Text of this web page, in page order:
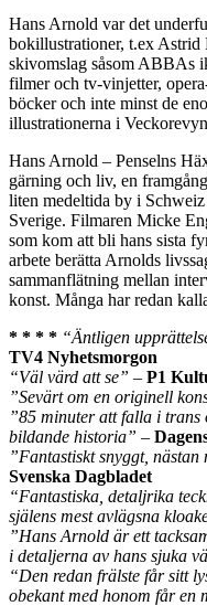
Hans Arnold var det
bokillustrationer, t.ex Astrid
skivomslag såsom ABBAs
filmer och tv-vinjetter,
böcker och inte minst de
illustrationerna i
Hans Arnold – Penselns
gärning och liv, en
liten medeltida by i
Sverige. Filmaren Micke
som kom att bli hans sista
arbete berätta Arnolds
sammanflätning mellan
konst. Många har redan
* * * * “Äntligen
TV4 Nyhetsmorgon
“Väl värd att se” – P1
”Sevärt om en originell
”85 minuter att falla i trans
bildande historia” –
”Fantastiskt snyggt,
Svenska Dagbladet
“Fantastiska, detaljrika
själens mest avlägsna
”Hans Arnold är ett
i detaljerna av hans sjuka
“Den redan frälste får sitt
obekant med honom får en